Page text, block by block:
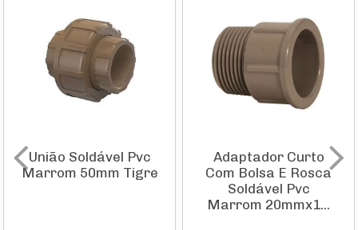
União Soldável Pvc
Marrom 50mm Tigre
Adaptador Curto
Com Bolsa E Rosca
Soldável Pvc
Marrom 20mmx1...